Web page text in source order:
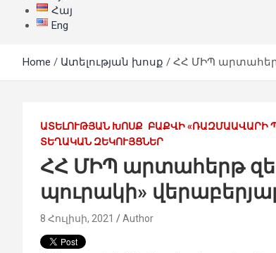
Հայ
Eng
Home Ատելության խոսք ՀՀ ՄԻՊ
ԱՏԵԼՈՒԹՅԱՆ ԽՈՍՔ ԲԱՔՎԻ «ՌԱԶՄԱԱՎԱՐԻ
ՏԵՂԱԿԱՆ ԶԵԿՈՒՅՑՆԵՐ
ՀՀ ՄԻՊ արտահերթ
պուրակի» վերաբերյալ
8 Հուլիսի, 2021 Author